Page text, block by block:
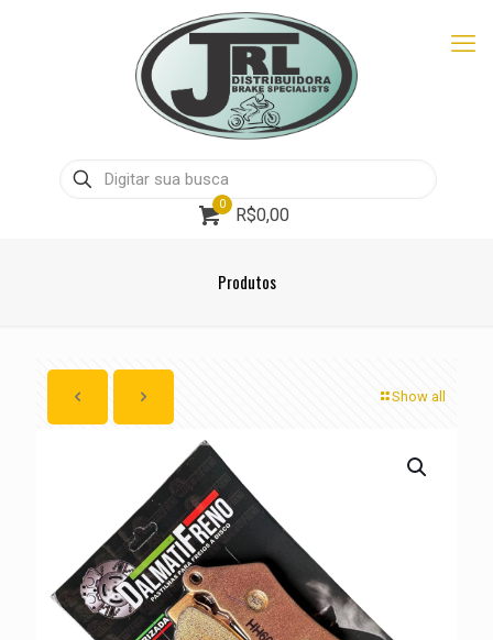
0
R$0,00
Produtos
Show all